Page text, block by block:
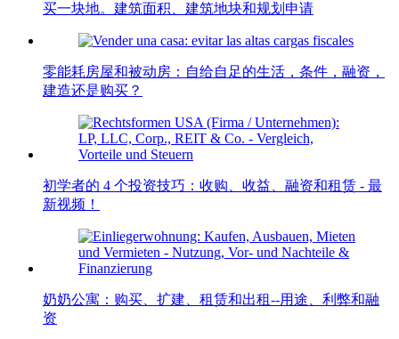
买一块地。建筑面积、建筑地块和规划申请
零能耗房屋和被动房：自给自足的生活，条件，融资，
建造还是购买？
初学者的 4 个投资技巧：收购、收益、融资和租赁 - 最
新视频！
奶奶公寓：购买、扩建、租赁和出租--用途、利弊和融
资